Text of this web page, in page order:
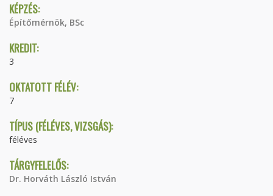
KÉPZÉS:
Építőmérnök, BSc
KREDIT:
3
OKTATOTT FÉLÉV:
7
TÍPUS (FÉLÉVES, VIZSGÁS):
féléves
TÁRGYFELELŐS:
Dr. Horváth László István